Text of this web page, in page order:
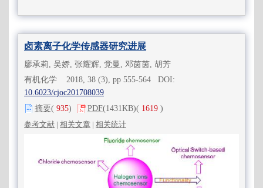
卤素离子化学传感器研究进展
廖承莉, 吴娇, 张耀辉, 党曼, 邓茵茵, 胡芳
有机化学 2018, 38 (3), pp 555-564 DOI:
10.6023/cjoc201708039
摘要( 935) PDF(1431KB)( 1619 )
参考文献 | 相关文章 | 相关统计